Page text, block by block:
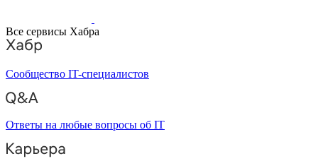
Все сервисы Хабра
Сообщество IT-специалистов
Ответы на любые вопросы об IT